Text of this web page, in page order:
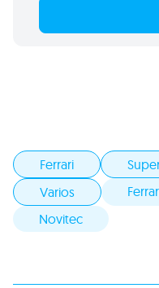
Ferrari
Varios
Novitec